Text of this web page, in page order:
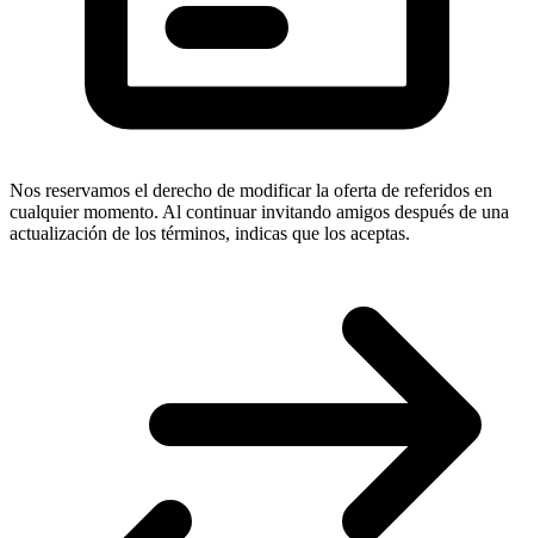
Nos reservamos el derecho de modificar la oferta de referidos en
cualquier momento. Al continuar invitando amigos después de una
actualización de los términos, indicas que los aceptas.